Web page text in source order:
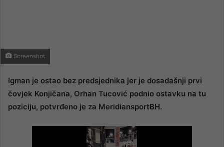
Screenshot
Igman je ostao bez predsjednika jer je dosadašnji prvi
čovjek Konjičana, Orhan Tucović podnio ostavku na tu
poziciju, potvrđeno je za MeridiansportBH.